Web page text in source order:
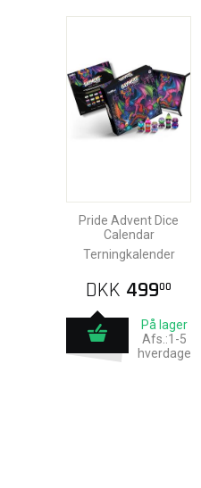
Pride Advent Dice
Calendar
Terningkalender
DKK 49900
På lager
Afs.:1-5
hverdage